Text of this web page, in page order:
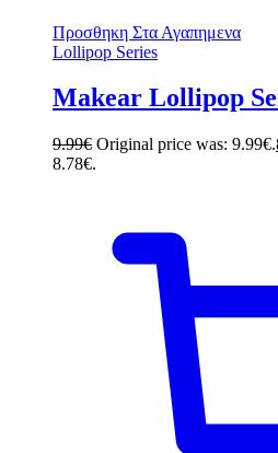
Προσθηκη Στα Αγαπημενα
Lollipop Series
Makear Lollipop
9.99€ Original price was: 9.99€.
8.78€.